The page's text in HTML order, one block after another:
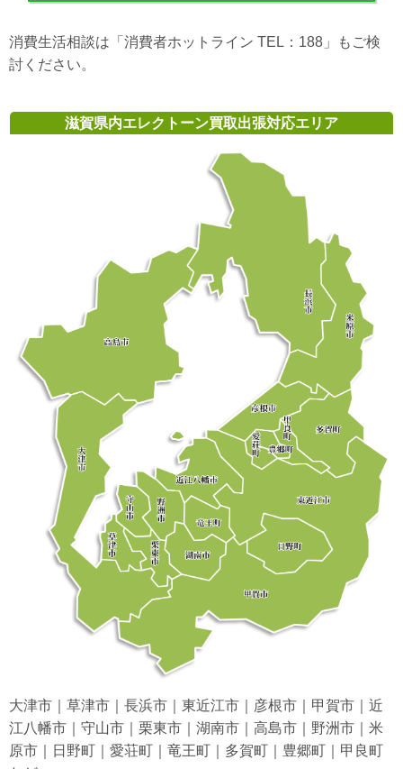
消費生活相談は「消費者ホットライン TEL：188」もご検
討ください。
滋賀県内エレクトーン買取出張対応エリア
大津市｜草津市｜長浜市｜東近江市｜彦根市｜甲賀市｜近
江八幡市｜守山市｜栗東市｜湖南市｜高島市｜野洲市｜米
原市｜日野町｜愛荘町｜竜王町｜多賀町｜豊郷町｜甲良町